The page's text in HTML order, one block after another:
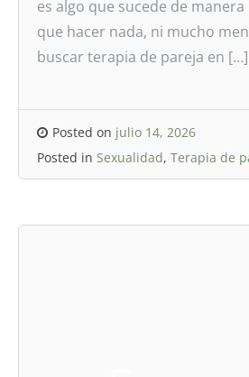
es algo que sucede de
que hacer nada, ni mucho
buscar terapia de pareja en […]
Posted on julio 14, 2026
Posted in Sexualidad, Terapia de